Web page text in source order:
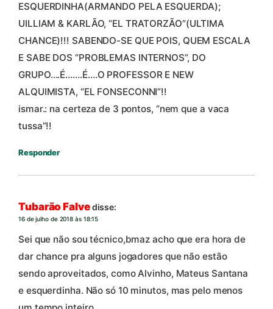
ESQUERDINHA(ARMANDO PELA ESQUERDA);
UILLIAM & KARLÃO, “EL TRATORZÃO”(ULTIMA
CHANCE)!!! SABENDO-SE QUE POIS, QUEM ESCALA
E SABE DOS “PROBLEMAS INTERNOS”, DO
GRUPO….É…….É….O PROFESSOR E NEW
ALQUIMISTA, “EL FONSECONNI”!!
ismar.: na certeza de 3 pontos, “nem que a vaca
tussa”!!
Responder
Tubarão Falvedisse:
16 de julho de 2018 às 18:15
Sei que não sou técnico,bmaz acho que era hora de
dar chance pra alguns jogadores que não estão
sendo aproveitados, como Alvinho, Mateus Santana
e esquerdinha. Não só 10 minutos, mas pelo menos